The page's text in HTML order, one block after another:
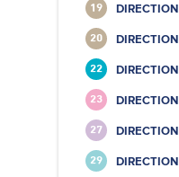
19 DIRECTION
20 DIRECTION
22 DIRECTION
23 DIRECTION
27 DIRECTION
29 DIRECTION